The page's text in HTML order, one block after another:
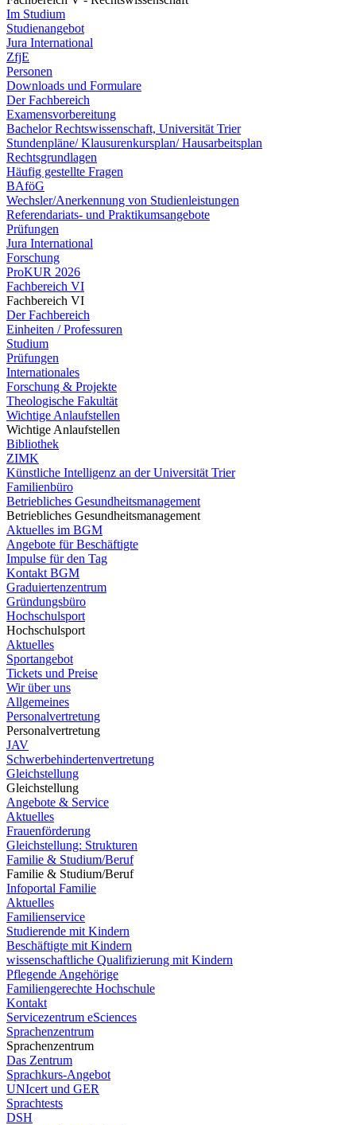
Im Studium
Studienangebot
Jura International
ZfjE
Personen
Downloads und Formulare
Der Fachbereich
Examensvorbereitung
Bachelor Rechtswissenschaft, Universität Trier
Stundenpläne/ Klausurenkursplan/ Hausarbeitsplan
Rechtsgrundlagen
Häufig gestellte Fragen
BAföG
Wechsler/Anerkennung von Studienleistungen
Referendariats- und Praktikumsangebote
Prüfungen
Jura International
Forschung
ProKUR 2026
Fachbereich VI
Fachbereich VI
Der Fachbereich
Einheiten / Professuren
Studium
Prüfungen
Internationales
Forschung & Projekte
Theologische Fakultät
Wichtige Anlaufstellen
Wichtige Anlaufstellen
Bibliothek
ZIMK
Künstliche Intelligenz an der Universität Trier
Familienbüro
Betriebliches Gesundheitsmanagement
Betriebliches Gesundheitsmanagement
Aktuelles im BGM
Angebote für Beschäftigte
Impulse für den Tag
Kontakt BGM
Graduiertenzentrum
Gründungsbüro
Hochschulsport
Hochschulsport
Aktuelles
Sportangebot
Tickets und Preise
Wir über uns
Allgemeines
Personalvertretung
Personalvertretung
JAV
Schwerbehindertenvertretung
Gleichstellung
Gleichstellung
Angebote & Service
Aktuelles
Frauenförderung
Gleichstellung: Strukturen
Familie & Studium/Beruf
Familie & Studium/Beruf
Infoportal Familie
Aktuelles
Familienservice
Studierende mit Kindern
Beschäftigte mit Kindern
wissenschaftliche Qualifizierung mit Kindern
Pflegende Angehörige
Familiengerechte Hochschule
Kontakt
Servicezentrum eSciences
Sprachenzentrum
Sprachenzentrum
Das Zentrum
Sprachkurs-Angebot
UNIcert und GER
Sprachtests
DSH